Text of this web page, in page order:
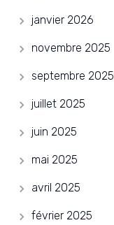
janvier 2026
novembre 2025
septembre 2025
juillet 2025
juin 2025
mai 2025
avril 2025
février 2025